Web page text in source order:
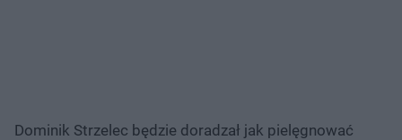
Dominik Strzelec będzie doradzał jak pielęgnować